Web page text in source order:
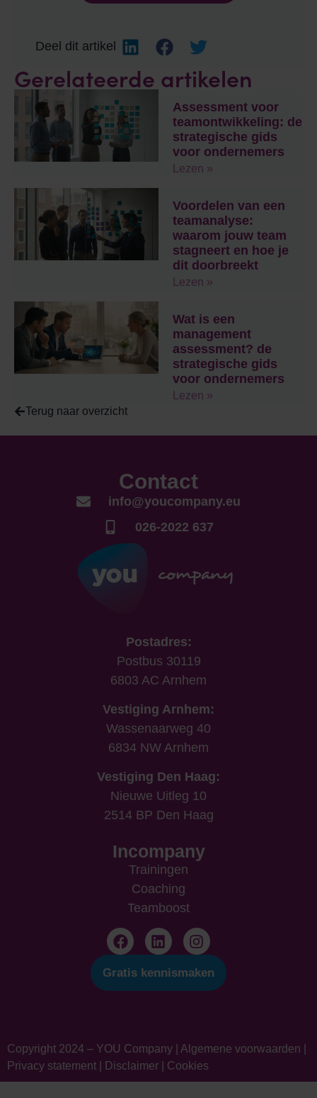
Deel dit artikel
Gerelateerde artikelen
Assessment voor
teamontwikkeling: de
strategische gids
voor ondernemers
Lezen »
Voordelen van een
teamanalyse:
waarom jouw team
stagneert en hoe je
dit doorbreekt
Lezen »
Wat is een
management
assessment? de
strategische gids
voor ondernemers
Lezen »
Terug naar overzicht
Contact
info@youcompany.eu
026-2022 637
Postadres:
Postbus 30119
6803 AC Arnhem
Vestiging Arnhem:
Wassenaarweg 40
6834 NW Arnhem
Vestiging Den Haag:
Nieuwe Uitleg 10
2514 BP Den Haag
Incompany
Trainingen
Coaching
Teamboost
Gratis kennismaken
Copyright 2024 – YOU Company | Algemene voorwaarden
Privacy statement
Disclaimer Cookies